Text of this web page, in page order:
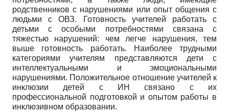
родственников с нарушениями или опыт общения с
людьми с ОВЗ. Готовность учителей работать с
детьми с особыми потребностями связана с
тяжестью нарушений: чем легче нарушения, тем
выше готовность работать. Наиболее трудными
категориями учителям представляются дети с
интеллектуальными и эмоциональными
нарушениями. Положительное отношение учителей к
инклюзии детей с ИН связано с их
профессиональной подготовкой и опытом работы в
инклюзивном образовании.